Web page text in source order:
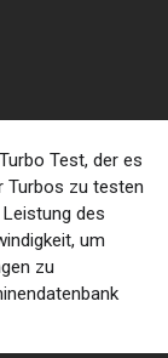
Test, der es
Turbos zu testen
des
um
zu